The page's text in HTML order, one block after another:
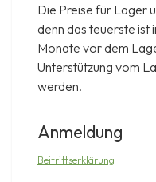
Die Preise für Lager
denn das teuerste ist
Monate vor dem
Unterstützung vom
werden.
Anmeldung
Beitrittserklärung